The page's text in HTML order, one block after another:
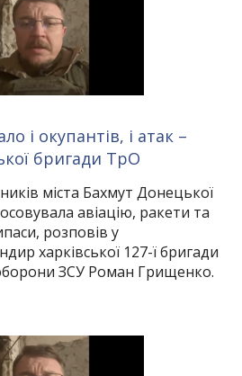
і окупантів, і атак –
бригади ТрО
міста Бахмут Донецької
авіацію, ракети та
розповів у
харківської 127-ї бригади
ЗСУ Роман Грищенко.